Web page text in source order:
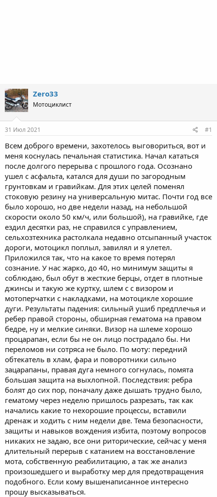
Zero33
Мотоциклист
31 Июл 2021 #1
Всем доброго времени, захотелось выговориться, вот и
меня коснулась печальная статистика. Начал кататься
после долгого перерыва с прошлого года. Осознано
ушел с асфальта, катался для души по загородным
грунтовкам и гравийкам. Для этих целей поменял
стоковую резину на универсальную митас. Почти год все
было хорошо, но две недели назад, на небольшой
скорости около 50 км/ч, или большой), на гравийке, где
ездил десятки раз, не справился с управлением,
сельхозтехника растолкала недавно отсыпанный участок
дороги, мотоцикл поплыл, завилял и я улетел.
Приложился так, что на какое то время потерял
сознание. У нас жарко, до 40, но минимум защиты я
соблюдаю, был обут в жесткие берцы, отдет в плотные
джинсы и такую же куртку, шлем с с визором и
мотоперчатки с накладками, на мотоцикле хорошие
дуги. Результаты падения: сильный ушиб предплечья и
ребер правой стороны, обширная гематома на правом
бедре, ну и мелкие синяки. Визор на шлеме хорошо
процарапан, если бы не он лицо пострадало бы. Ни
переломов ни сотряса не было. По моту: передний
обтекатель в хлам, фара и поворотники сильно
зацарапаны, правая дуга немного согнулась, помята
большая защита на выхлопной. Последствия: ребра
болят до сих пор, поначалу даже дышать трудно было,
гематому через неделю пришлось разрезать, так как
начались какие то нехорошие процессы, вставили
дренаж и ходить с ним недели две. Тема безопасности,
защиты и навыков вождения избита, поэтому вопросов
никаких не задаю, все они риторические, сейчас у меня
длительный перерыв с катанием на восстановление
мота, собственную реабилитацию, а так же анализ
произошедшего и выработку мер для предотвращения
подобного. Если кому вышенаписанное интересно
прошу высказываться.